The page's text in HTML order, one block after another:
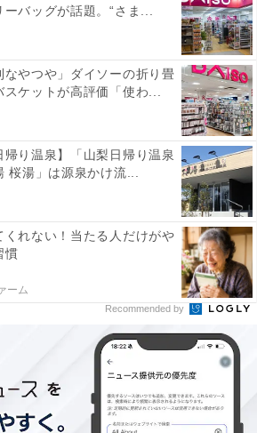
ーバッグが話題。“さま...
なやつや」ダイソーの折り畳
スケットが高評価「使わ...
帰り温泉】「山梨日帰り温泉
桜湯」は源泉かけ流...
くれない！当たる人だけがや
慣
ーム
Recommended by